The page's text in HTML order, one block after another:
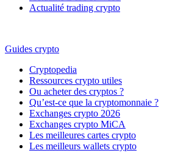
Actualité trading crypto
Guides crypto
Cryptopedia
Ressources crypto utiles
Ou acheter des cryptos ?
Qu’est-ce que la cryptomonnaie ?
Exchanges crypto 2026
Exchanges crypto MiCA
Les meilleures cartes crypto
Les meilleurs wallets crypto